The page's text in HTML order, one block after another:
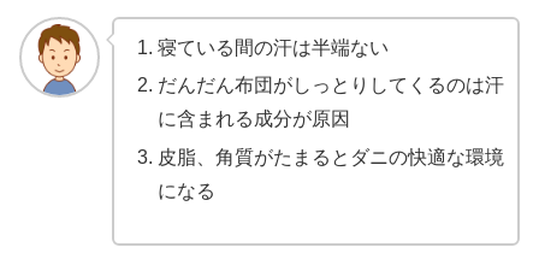
寝ている間の汗は半端ない
だんだん布団がしっとりしてくるのは汗
に含まれる成分が原因
皮脂、角質がたまるとダニの快適な環境
になる